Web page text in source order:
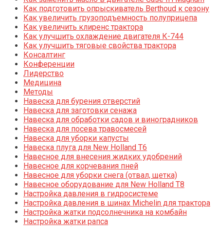
Как подготовить опрыскиватель Berthoud к сезону
Как увеличить грузоподъемность полуприцепа
Как увеличить клиренс трактора
Как улучшить охлаждение двигателя К-744
Как улучшить тяговые свойства трактора
Консалтинг
Конференции
Лидерство
Медицина
Методы
Навеска для бурения отверстий
Навеска для заготовки сенажа
Навеска для обработки садов и виноградников
Навеска для посева травосмесей
Навеска для уборки капусты
Навеска плуга для New Holland T6
Навесное для внесения жидких удобрений
Навесное для корчевания пней
Навесное для уборки снега (отвал, щетка)
Навесное оборудование для New Holland T8
Настройка давления в гидросистеме
Настройка давления в шинах Michelin для трактора
Настройка жатки подсолнечника на комбайн
Настройка жатки рапса